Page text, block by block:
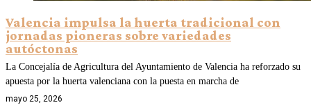
Valencia impulsa la huerta tradicional con
jornadas pioneras sobre variedades
autóctonas
La Concejalía de Agricultura del Ayuntamiento de Valencia ha reforzado su
apuesta por la huerta valenciana con la puesta en marcha de
mayo 25, 2026